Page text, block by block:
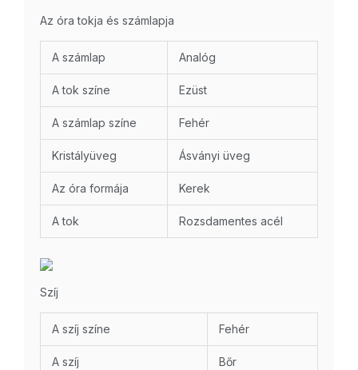
Az óra tokja és számlapja
A számlap Analóg
A tok színe Ezüst
A számlap színe Fehér
Kristályüveg Ásványi üveg
Az óra formája Kerek
A tok Rozsdamentes acél
Szíj
A szíj színe Fehér
A szíj Bőr